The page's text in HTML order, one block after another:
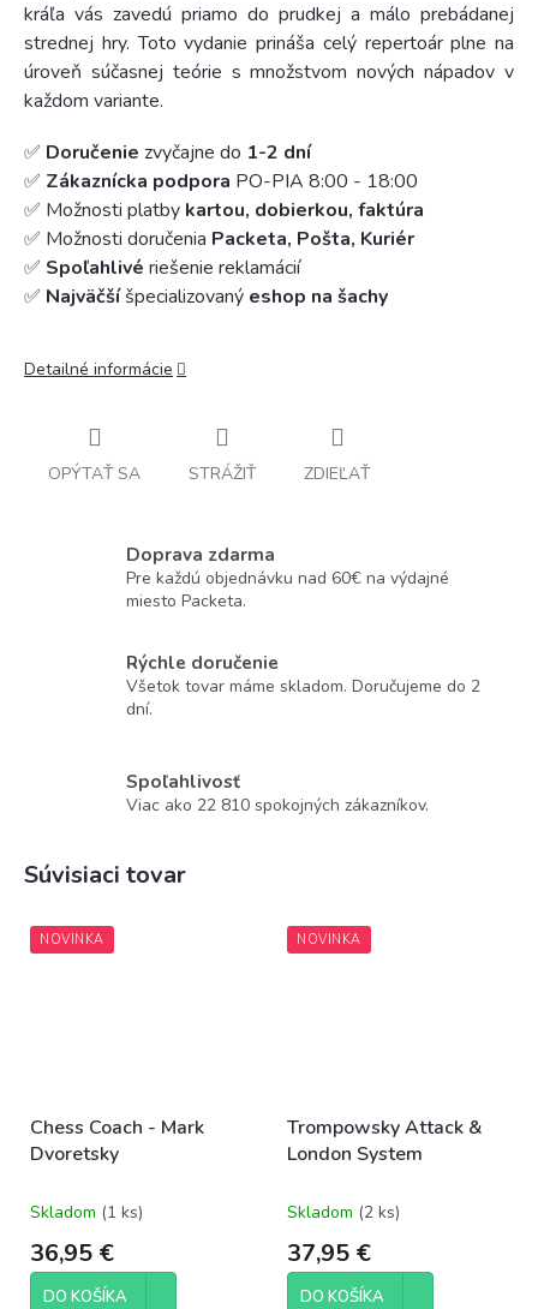
kráľa vás zavedú priamo do prudkej a málo prebádanej
strednej hry. Toto vydanie prináša celý repertoár plne na
úroveň súčasnej teórie s množstvom nových nápadov v
každom variante.
✅ Doručenie zvyčajne do 1-2 dní
✅ Zákaznícka podpora PO-PIA 8:00 - 18:00
✅ Možnosti platby kartou, dobierkou, faktúra
✅ Možnosti doručenia Packeta, Pošta, Kuriér
✅ Spoľahlivé riešenie reklamácií
✅ Najväčšíšpecializovaný eshop na šachy
Detailné informácie
OPÝTAŤ SA STRÁŽIŤ ZDIEĽAŤ
Doprava zdarma
Pre každú objednávku nad 60€ na výdajné
miesto Packeta.
Rýchle doručenie
Všetok tovar máme skladom. Doručujeme do 2
dní.
Spoľahlivosť
Viac ako 22 810 spokojných zákazníkov.
Súvisiaci tovar
NOVINKA
Chess Coach - Mark
Dvoretsky
Skladom (1 ks)
36,95 €
DO KOŠÍKA
NOVINKA
Trompowsky Attack &
London System
Skladom (2 ks)
37,95 €
DO KOŠÍKA